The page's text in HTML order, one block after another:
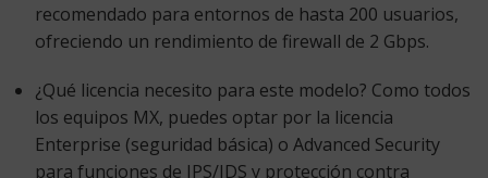
recomendado para entornos de hasta 200 usuarios,
ofreciendo un rendimiento de firewall de 2 Gbps.
¿Qué licencia necesito para este modelo? Como todos
los equipos MX, puedes optar por la licencia
Enterprise (seguridad básica) o Advanced Security
para funciones de IPS/IDS y protección contra